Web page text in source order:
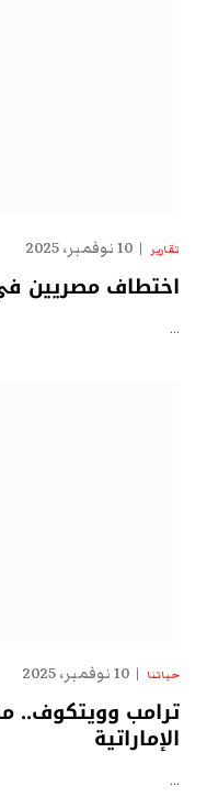
تقارير 10 نوفمبر، 2025
اختطاف مصريين
…
حياتنا 10 نوفمبر، 2025
ترامب وويتكوف..
الإماراتية
…